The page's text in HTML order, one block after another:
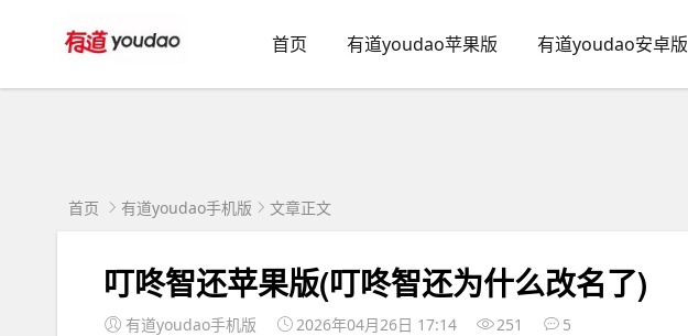
首页 有道youdao苹果版 有道youdao安卓版
首页 有道youdao手机版 文章正文
叮咚智还苹果版(叮咚智还为什么改名了)
有道youdao手机版 2026年04月26日 17:14 251 5